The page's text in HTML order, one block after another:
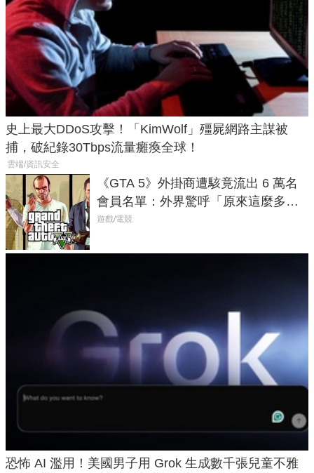
史上最大DDoS攻擊！「KimWolf」殭屍網路主謀被
捕，破紀錄30Tbps流量癱瘓全球！
雲端/資訊安全
《GTA 5》外掛商遭駭竟流出 6 萬名
會員名單：外界驚呼「原來這麼多人
在開掛！」
遊戲/電競
恐怖 AI 濫用！美國男子用 Grok 生成數千張兒童不雅